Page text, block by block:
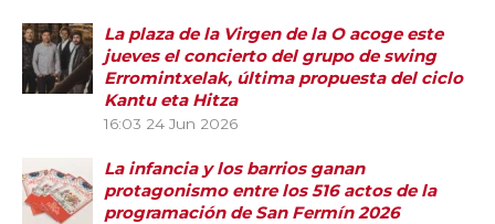
La plaza de la Virgen de la O acoge este
jueves el concierto del grupo de swing
Erromintxelak, última propuesta del ciclo
Kantu eta Hitza
16:03 24 Jun 2026
La infancia y los barrios ganan
protagonismo entre los 516 actos de la
programación de San Fermín 2026